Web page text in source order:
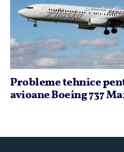
Probleme tehnice
avioane Boeing 737